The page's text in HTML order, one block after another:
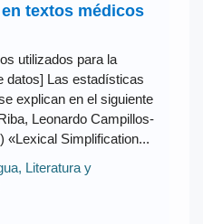
textos médicos
utilizados para la
datos] Las estadísticas
explican en el siguiente
Leonardo Campillos-
«Lexical Simplification...
Literatura y